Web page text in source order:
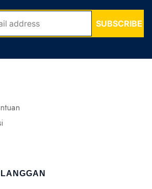
SUBSCRIBE